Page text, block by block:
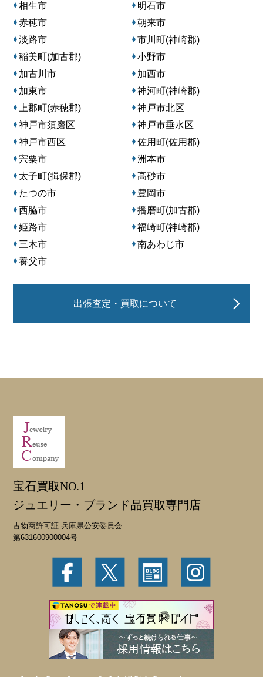
相生市
明石市
赤穂市
朝来市
淡路市
市川町(神崎郡)
稲美町(加古郡)
小野市
加古川市
加西市
加東市
神河町(神崎郡)
上郡町(赤穂郡)
神戸市北区
神戸市須磨区
神戸市垂水区
神戸市西区
佐用町(佐用郡)
宍粟市
洲本市
太子町(揖保郡)
高砂市
たつの市
豊岡市
西脇市
播磨町(加古郡)
姫路市
福崎町(神崎郡)
三木市
南あわじ市
養父市
出張査定・買取について
宝石買取NO.1
ジュエリー・ブランド品買取専門店
古物商許可証 兵庫県公安委員会
第631600900004号